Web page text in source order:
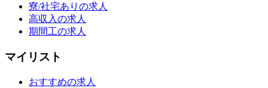
寮/社宅ありの求人
高収入の求人
期間工の求人
マイリスト
おすすめの求人